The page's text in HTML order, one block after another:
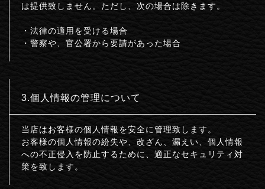
は提供致しません。ただし、次の場合は除きます。
・法律の適用を受ける場合
・警察や、官公署から要請があった場合
3.個人情報の管理について
当店はお客様の個人情報を安全に管理致します。
お客様の個人情報の紛失や、改ざん、漏えい、個人情報
への不正侵入を防止するために、適正なセキュリティ対
策を致します。